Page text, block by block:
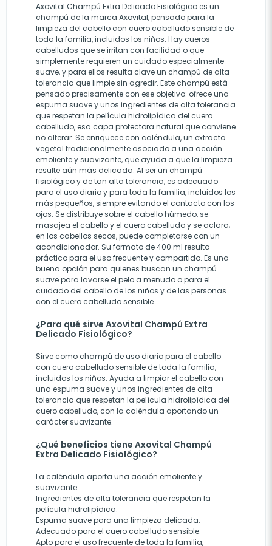
Axovital Champú Extra Delicado Fisiológico es un
champú de la marca Axovital, pensado para la
limpieza del cabello con cuero cabelludo sensible de
toda la familia, incluidos los niños. Hay cueros
cabelludos que se irritan con facilidad o que
simplemente requieren un cuidado especialmente
suave, y para ellos resulta clave un champú de alta
tolerancia que limpie sin agredir. Este champú está
pensado precisamente con ese objetivo: ofrece una
espuma suave y unos ingredientes de alta tolerancia
que respetan la película hidrolipídica del cuero
cabelludo, esa capa protectora natural que conviene
no alterar. Se enriquece con caléndula, un extracto
vegetal tradicionalmente asociado a una acción
emoliente y suavizante, que ayuda a que la limpieza
resulte aún más delicada. Al ser un champú
fisiológico y de tan alta tolerancia, es adecuado
para el uso diario y para toda la familia, incluidos los
más pequeños, siempre evitando el contacto con los
ojos. Se distribuye sobre el cabello húmedo, se
masajea el cabello y el cuero cabelludo y se aclara;
en los cabellos secos, puede completarse con un
acondicionador. Su formato de 400 ml resulta
práctico para el uso frecuente y compartido. Es una
buena opción para quienes buscan un champú
suave para lavarse el pelo a menudo o para el
cuidado del cabello de los niños y de las personas
con el cuero cabelludo sensible.
¿Para qué sirve Axovital Champú Extra
Delicado Fisiológico?
Sirve como champú de uso diario para el cabello
con cuero cabelludo sensible de toda la familia,
incluidos los niños. Ayuda a limpiar el cabello con
una espuma suave y unos ingredientes de alta
tolerancia que respetan la película hidrolipídica del
cuero cabelludo, con la caléndula aportando un
carácter suavizante.
¿Qué beneficios tiene Axovital Champú
Extra Delicado Fisiológico?
La caléndula aporta una acción emoliente y
suavizante.
Ingredientes de alta tolerancia que respetan la
película hidrolipídica.
Espuma suave para una limpieza delicada.
Adecuado para el cuero cabelludo sensible.
Apto para el uso frecuente de toda la familia,